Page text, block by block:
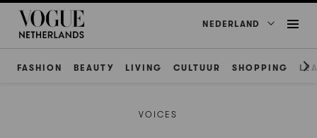
NEDERLAND
FASHION BEAUTY LIVING CULTUUR SHOPPING
VOICES